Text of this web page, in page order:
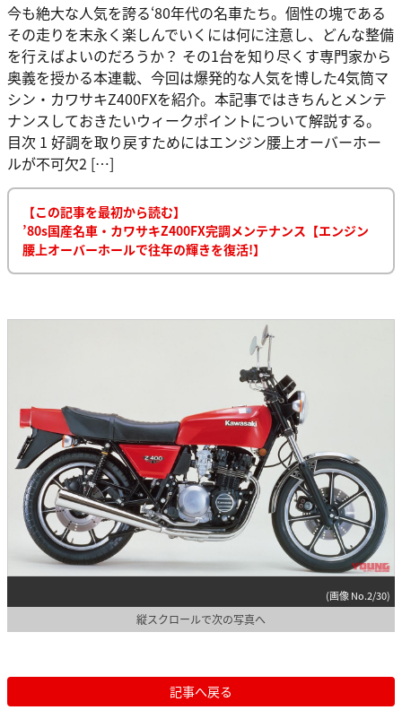
今も絶大な人気を誇る‘80年代の名車たち。個性の塊である
その走りを末永く楽しんでいくには何に注意し、どんな整備
を行えばよいのだろうか？ その1台を知り尽くす専門家から
奥義を授かる本連載、今回は爆発的な人気を博した4気筒マ
シン・カワサキZ400FXを紹介。本記事ではきちんとメンテ
ナンスしておきたいウィークポイントについて解説する。
目次 1 好調を取り戻すためにはエンジン腰上オーバーホー
ルが不可欠2 […]
【この記事を最初から読む】
’80s国産名車・カワサキZ400FX完調メンテナンス【エンジン
腰上オーバーホールで往年の輝きを復活!】
(画像 No.2/30)
縦スクロールで次の写真へ
記事へ戻る